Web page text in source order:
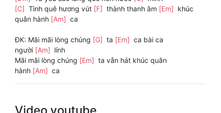
[C] Tình quê hương vút [F] thành thanh âm [Em] khúc
quân hành [Am] ca
ĐK: Mãi mãi lòng chúng [G] ta [Em] ca bài ca
người [Am] lính
Mãi mãi lòng chúng [Em] ta vẫn hát khúc quân
hành [Am] ca